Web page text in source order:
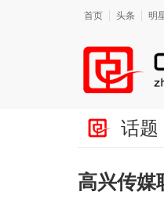
首页 头条 明
话题
高兴传媒